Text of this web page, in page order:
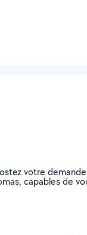
votre
capables de